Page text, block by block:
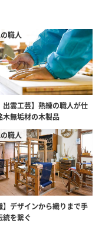
職人
出雲工芸】熟練の職人が仕
木無垢材の木製品
職人
】デザインから織りまで手
統を繋ぐ